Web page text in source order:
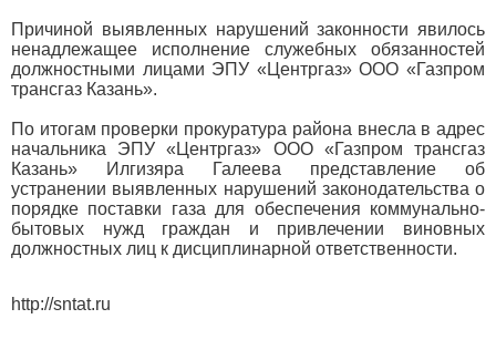
Причиной выявленных нарушений законности явилось
ненадлежащее исполнение служебных обязанностей
должностными лицами ЭПУ «Центргаз» ООО «Газпром
трансгаз Казань».
По итогам проверки прокуратура района внесла в адрес
начальника ЭПУ «Центргаз» ООО «Газпром трансгаз
Казань» Илгизяра Галеева представление об
устранении выявленных нарушений законодательства о
порядке поставки газа для обеспечения коммунально-
бытовых нужд граждан и привлечении виновных
должностных лиц к дисциплинарной ответственности.
http://sntat.ru